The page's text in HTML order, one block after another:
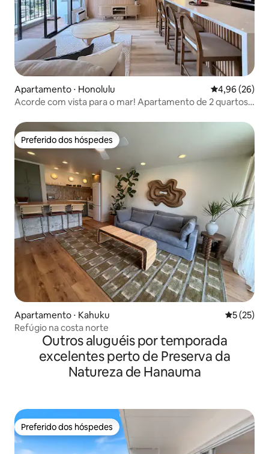
Apartamento ⋅ Honolulu 4,96 de uma
4,96 (26)
Acorde com vista para o mar! Apartamento de 2 quartos
Preferido dos hóspedes
Preferido dos hóspedes
Apartamento ⋅ Kahuku 5 de uma
5 (25)
Refúgio na costa norte
Outros aluguéis por temporada
excelentes perto de Preserva da
Natureza de Hanauma
Preferido dos hóspedes
Preferido dos hóspedes